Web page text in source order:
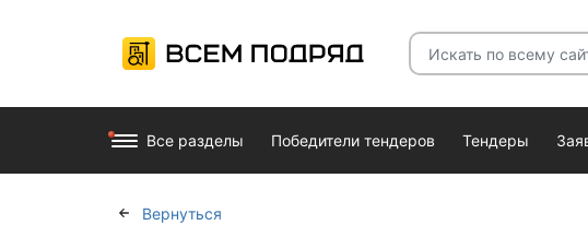
Все разделы Победители тендеров Тендеры
Вернуться